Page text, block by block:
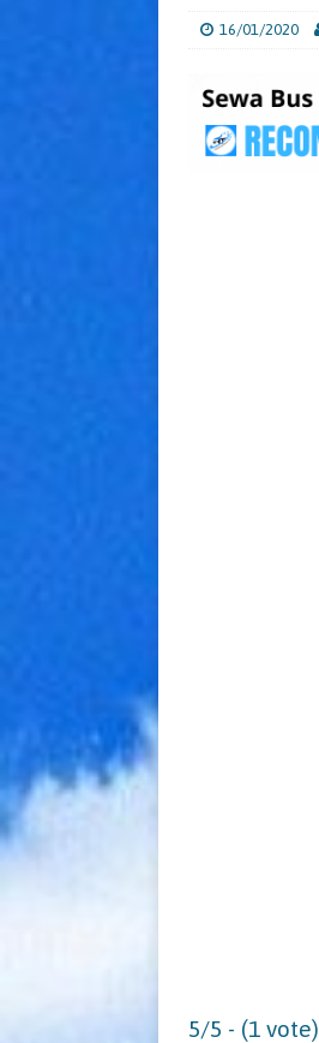
16/01/2020
5/5 - (1 vote)